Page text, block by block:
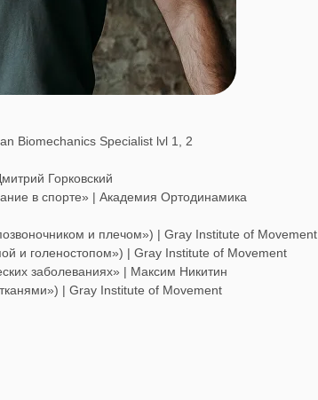
Biomechanics Specialist lvl 1, 2
Горковский
в спорте» | Академия Ортодинамика
и плечом») | Gray Institute of Movement
и голеностопом») | Gray Institute of Movement
заболеваниях» | Максим Никитин
| Gray Institute of Movement